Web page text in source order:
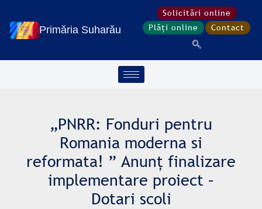
conținut
Primăria Suharău
Solicitări online
Plăți online
Contact
„PNRR: Fonduri pentru
Romania moderna si
reformata! ” Anunț finalizare
implementare proiect –
Dotari scoli